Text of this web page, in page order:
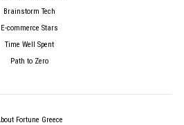
Brainstorm Tech
E-commerce Stars
Time Well Spent
Path to Zero
Fortune Greece